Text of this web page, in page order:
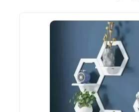
امکانات طبقه دیواری
قابلیت سرهم کردن